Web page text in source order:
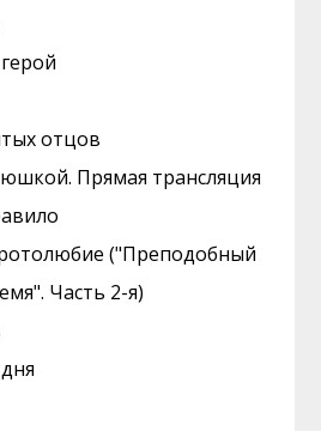
отцов
Прямая трансляция
("Преподобный
Часть 2-я)